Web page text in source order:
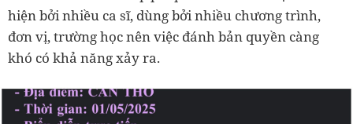
hiện bởi nhiều ca sĩ, dùng bởi nhiều chương trình,
đơn vị, trường học nên việc đánh bản quyền càng
khó có khả năng xảy ra.